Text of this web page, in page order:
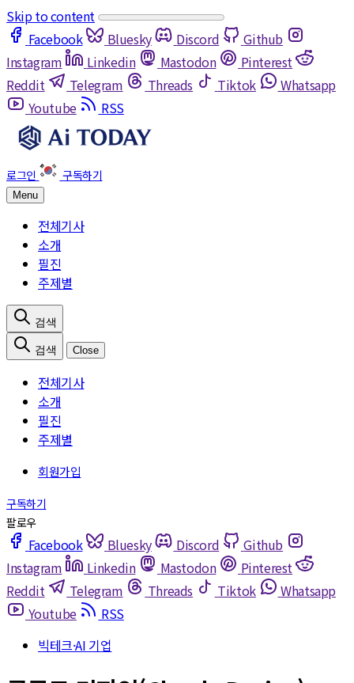
Skip to content
Facebook
Bluesky Discord
Github
Instagram
Linkedin Mastodon
Pinterest
Reddit
Telegram Threads Tiktok
Whatsapp
Youtube
RSS
Menu
전체기사
소개
필진
주제별
Close
전체기사
소개
필진
주제별
Facebook Bluesky Discord
Github
Instagram
Linkedin Mastodon
Pinterest
Reddit
Telegram Threads Tiktok
Whatsapp
Youtube
RSS
빅테크·AI 기업